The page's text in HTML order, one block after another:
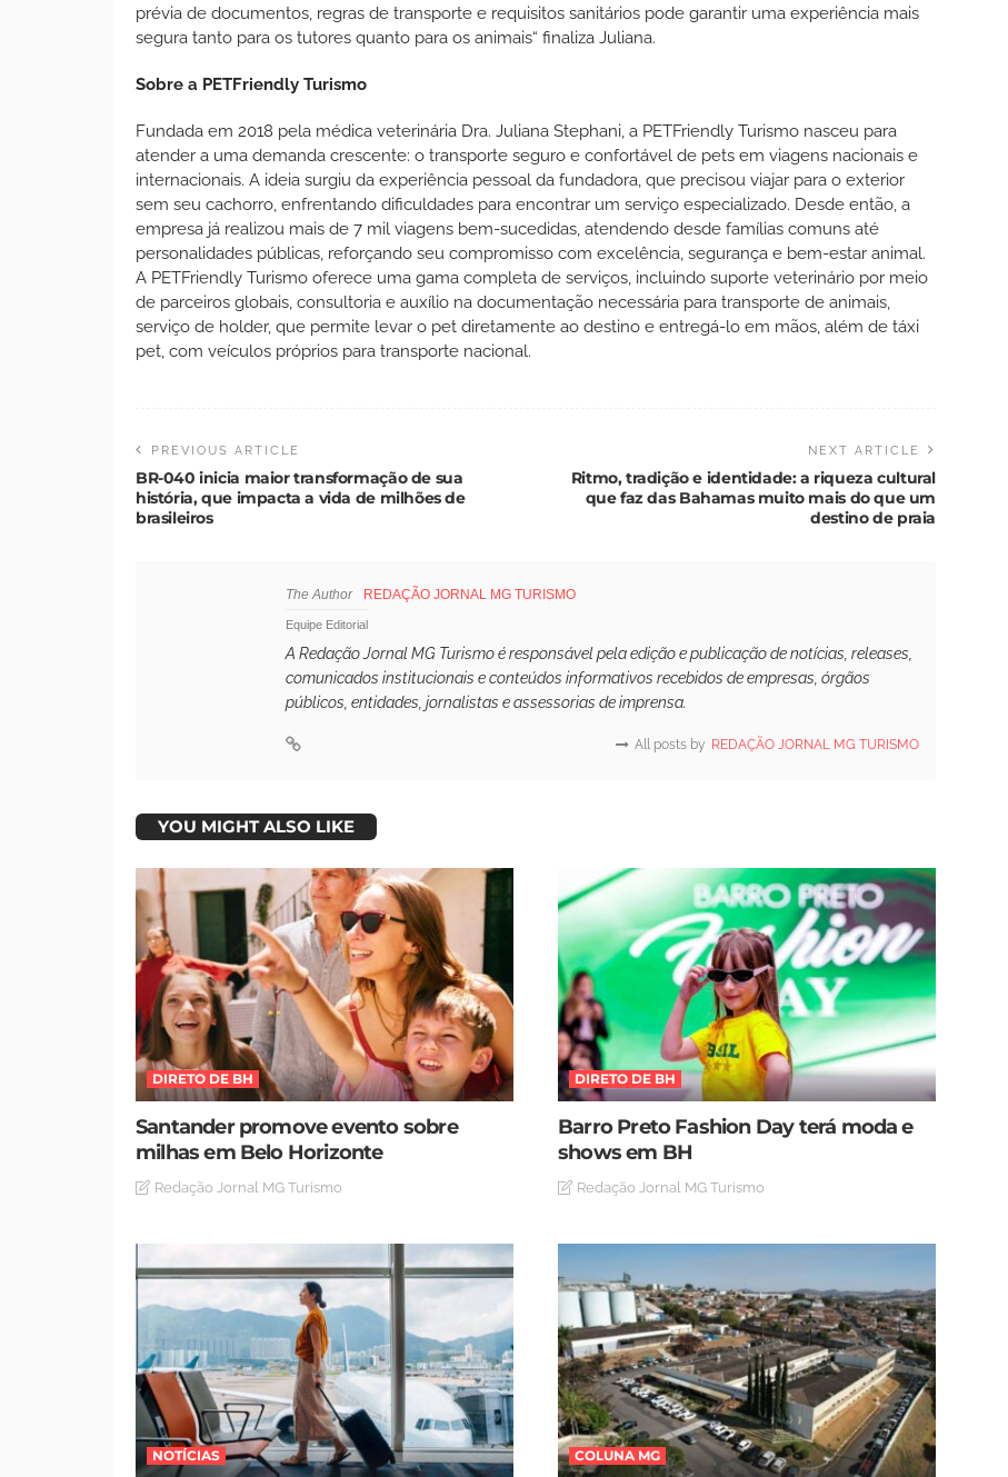
prévia de documentos, regras de transporte e requisitos sanitários pode garantir uma experiência mais
segura tanto para os tutores quanto para os animais“ finaliza Juliana.
Sobre a PETFriendly Turismo
Fundada em 2018 pela médica veterinária Dra. Juliana Stephani, a PETFriendly Turismo nasceu para
atender a uma demanda crescente: o transporte seguro e confortável de pets em viagens nacionais e
internacionais. A ideia surgiu da experiência pessoal da fundadora, que precisou viajar para o exterior
sem seu cachorro, enfrentando dificuldades para encontrar um serviço especializado. Desde então, a
empresa já realizou mais de 7 mil viagens bem-sucedidas, atendendo desde famílias comuns até
personalidades públicas, reforçando seu compromisso com excelência, segurança e bem-estar animal.
A PETFriendly Turismo oferece uma gama completa de serviços, incluindo suporte veterinário por meio
de parceiros globais, consultoria e auxílio na documentação necessária para transporte de animais,
serviço de holder, que permite levar o pet diretamente ao destino e entregá-lo em mãos, além de táxi
pet, com veículos próprios para transporte nacional.
PREVIOUS ARTICLE
BR-040 inicia maior transformação de sua
história, que impacta a vida de milhões de
brasileiros
NEXT ARTICLE
Ritmo, tradição e identidade: a riqueza cultural
que faz das Bahamas muito mais do que um
destino de praia
The Author REDAÇÃO JORNAL MG TURISMO
Equipe Editorial
A Redação Jornal MG Turismo é responsável pela edição e publicação de notícias, releases,
comunicados institucionais e conteúdos informativos recebidos de empresas, órgãos
públicos, entidades, jornalistas e assessorias de imprensa.
All posts by REDAÇÃO JORNAL MG TURISMO
YOU MIGHT ALSO LIKE
DIRETO DE BH
Santander promove evento sobre
milhas em Belo Horizonte
Redação Jornal MG Turismo
DIRETO DE BH
Barro Preto Fashion Day terá moda e
shows em BH
Redação Jornal MG Turismo
NOTÍCIAS COLUNA MG